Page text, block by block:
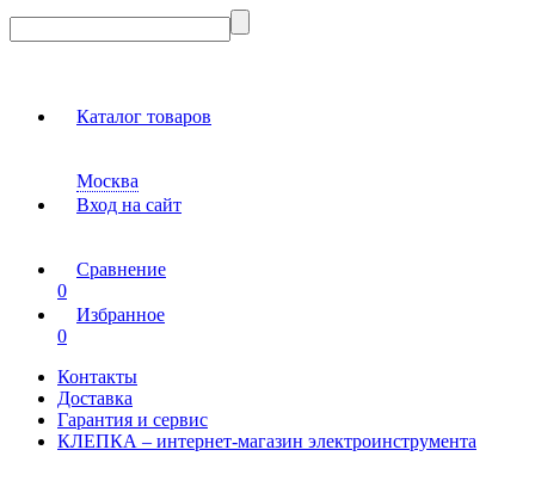
Каталог товаров
Москва
Вход на сайт
Сравнение
0
Избранное
0
Контакты
Доставка
Гарантия и сервис
КЛЕПКА – интернет-магазин электроинструмента